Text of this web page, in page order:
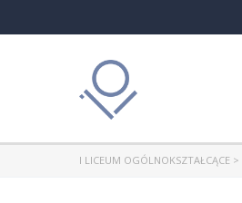
I LICEUM OGÓLNOKSZTAŁCĄCE >